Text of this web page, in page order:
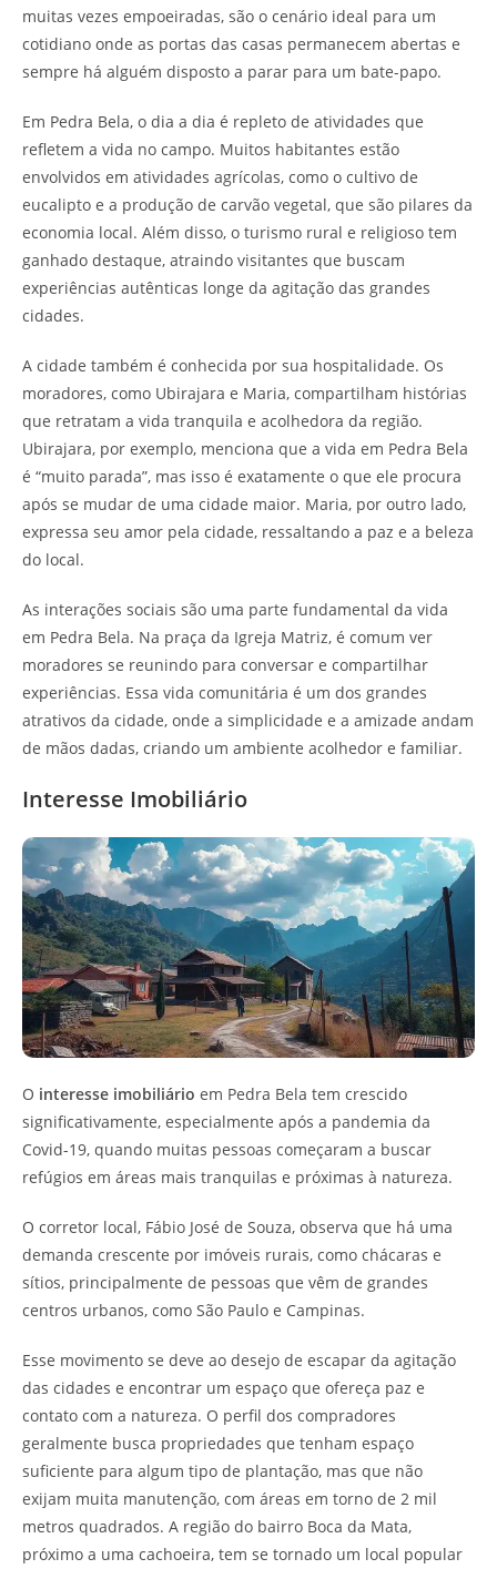
muitas vezes empoeiradas, são o cenário ideal para um
cotidiano onde as portas das casas permanecem abertas e
sempre há alguém disposto a parar para um bate-papo.
Em Pedra Bela, o dia a dia é repleto de atividades que
refletem a vida no campo. Muitos habitantes estão
envolvidos em atividades agrícolas, como o cultivo de
eucalipto e a produção de carvão vegetal, que são pilares da
economia local. Além disso, o turismo rural e religioso tem
ganhado destaque, atraindo visitantes que buscam
experiências autênticas longe da agitação das grandes
cidades.
A cidade também é conhecida por sua hospitalidade. Os
moradores, como Ubirajara e Maria, compartilham histórias
que retratam a vida tranquila e acolhedora da região.
Ubirajara, por exemplo, menciona que a vida em Pedra Bela
é “muito parada”, mas isso é exatamente o que ele procura
após se mudar de uma cidade maior. Maria, por outro lado,
expressa seu amor pela cidade, ressaltando a paz e a beleza
do local.
As interações sociais são uma parte fundamental da vida
em Pedra Bela. Na praça da Igreja Matriz, é comum ver
moradores se reunindo para conversar e compartilhar
experiências. Essa vida comunitária é um dos grandes
atrativos da cidade, onde a simplicidade e a amizade andam
de mãos dadas, criando um ambiente acolhedor e familiar.
Interesse Imobiliário
O interesse imobiliário em Pedra Bela tem crescido
significativamente, especialmente após a pandemia da
Covid-19, quando muitas pessoas começaram a buscar
refúgios em áreas mais tranquilas e próximas à natureza.
O corretor local, Fábio José de Souza, observa que há uma
demanda crescente por imóveis rurais, como chácaras e
sítios, principalmente de pessoas que vêm de grandes
centros urbanos, como São Paulo e Campinas.
Esse movimento se deve ao desejo de escapar da agitação
das cidades e encontrar um espaço que ofereça paz e
contato com a natureza. O perfil dos compradores
geralmente busca propriedades que tenham espaço
suficiente para algum tipo de plantação, mas que não
exijam muita manutenção, com áreas em torno de 2 mil
metros quadrados. A região do bairro Boca da Mata,
próximo a uma cachoeira, tem se tornado um local popular